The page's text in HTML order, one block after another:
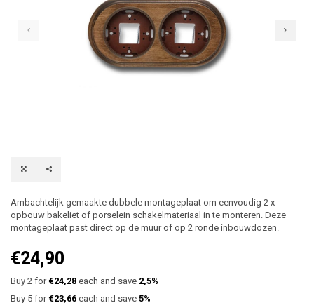
Ambachtelijk gemaakte dubbele montageplaat om eenvoudig 2 x
opbouw bakeliet of porselein schakelmateriaal in te monteren. Deze
montageplaat past direct op de muur of op 2 ronde inbouwdozen.
€24,90
Buy 2 for €24,28 each and save 2,5%
Buy 5 for €23,66 each and save 5%